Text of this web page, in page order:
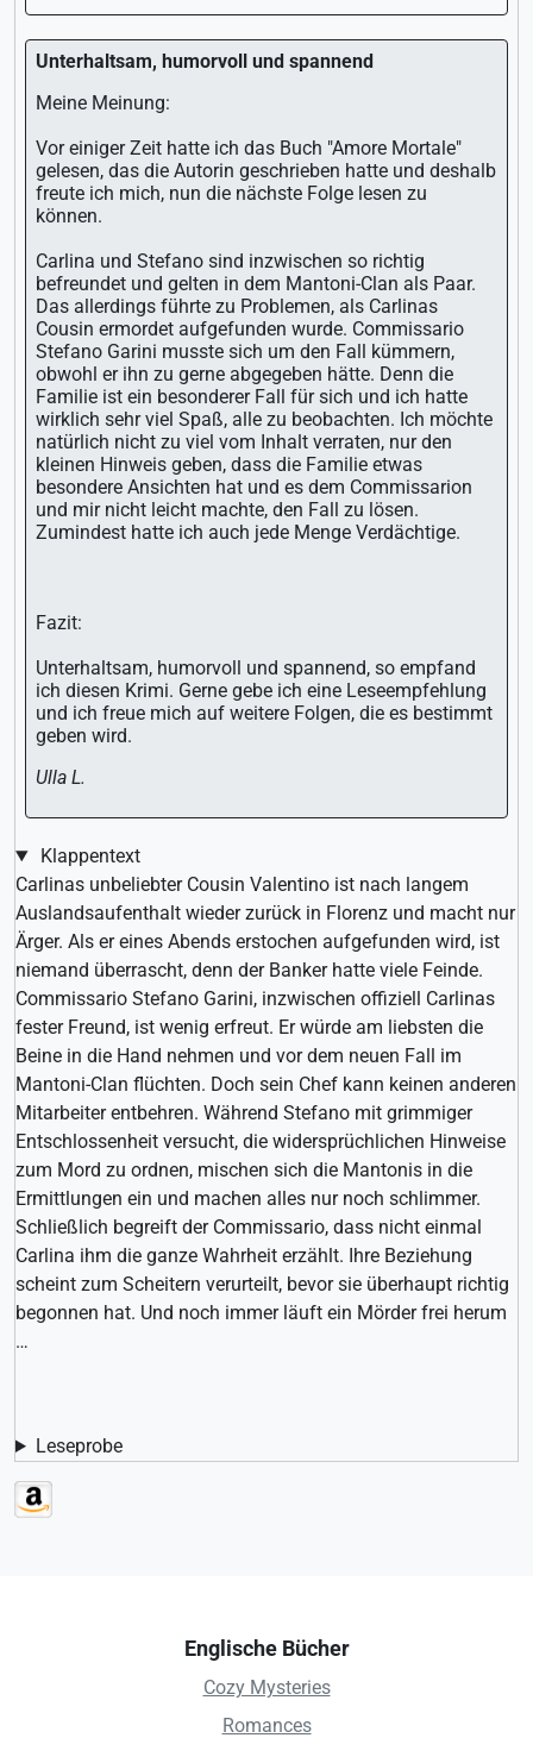
Unterhaltsam, humorvoll und spannend
Meine Meinung:
Vor einiger Zeit hatte ich das Buch "Amore Mortale"
gelesen, das die Autorin geschrieben hatte und deshalb
freute ich mich, nun die nächste Folge lesen zu
können.
Carlina und Stefano sind inzwischen so richtig
befreundet und gelten in dem Mantoni-Clan als Paar.
Das allerdings führte zu Problemen, als Carlinas
Cousin ermordet aufgefunden wurde. Commissario
Stefano Garini musste sich um den Fall kümmern,
obwohl er ihn zu gerne abgegeben hätte. Denn die
Familie ist ein besonderer Fall für sich und ich hatte
wirklich sehr viel Spaß, alle zu beobachten. Ich möchte
natürlich nicht zu viel vom Inhalt verraten, nur den
kleinen Hinweis geben, dass die Familie etwas
besondere Ansichten hat und es dem Commissarion
und mir nicht leicht machte, den Fall zu lösen.
Zumindest hatte ich auch jede Menge Verdächtige.
Fazit:
Unterhaltsam, humorvoll und spannend, so empfand
ich diesen Krimi. Gerne gebe ich eine Leseempfehlung
und ich freue mich auf weitere Folgen, die es bestimmt
geben wird.
Ulla L.
Klappentext
Carlinas unbeliebter Cousin Valentino ist nach langem
Auslandsaufenthalt wieder zurück in Florenz und macht nur
Ärger. Als er eines Abends erstochen aufgefunden wird, ist
niemand überrascht, denn der Banker hatte viele Feinde.
Commissario Stefano Garini, inzwischen offiziell Carlinas
fester Freund, ist wenig erfreut. Er würde am liebsten die
Beine in die Hand nehmen und vor dem neuen Fall im
Mantoni-Clan flüchten. Doch sein Chef kann keinen anderen
Mitarbeiter entbehren. Während Stefano mit grimmiger
Entschlossenheit versucht, die widersprüchlichen Hinweise
zum Mord zu ordnen, mischen sich die Mantonis in die
Ermittlungen ein und machen alles nur noch schlimmer.
Schließlich begreift der Commissario, dass nicht einmal
Carlina ihm die ganze Wahrheit erzählt. Ihre Beziehung
scheint zum Scheitern verurteilt, bevor sie überhaupt richtig
begonnen hat. Und noch immer läuft ein Mörder frei herum
…
Leseprobe
Englische Bücher
Cozy Mysteries
Romances